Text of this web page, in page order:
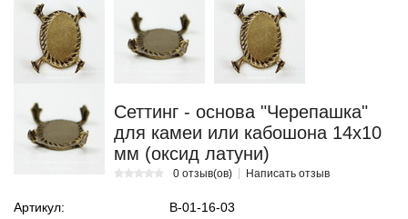
Сеттинг - основа "Черепашка"
для камеи или кабошона 14х10
мм (оксид латуни)
0 отзыв(ов) Написать отзыв
Артикул:
В-01-16-03